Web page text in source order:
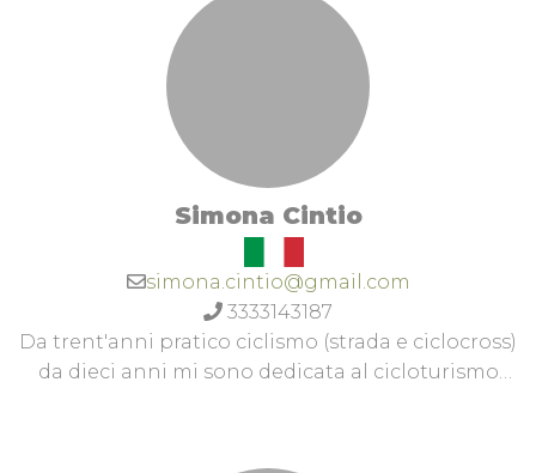
Simona Cintio
simona.cintio@gmail.com
3333143187
Da trent'anni pratico ciclismo (strada e ciclocross)
da dieci anni mi sono dedicata al cicloturismo